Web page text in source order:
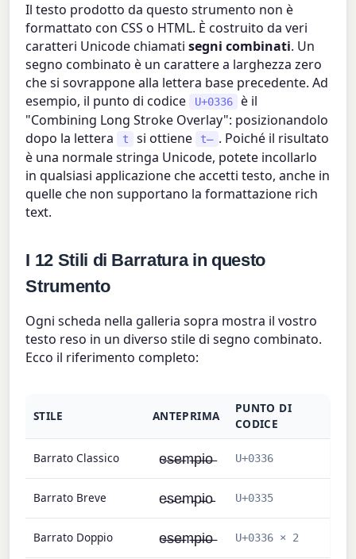
Il testo prodotto da questo strumento non è
formattato con CSS o HTML. È costruito da veri
caratteri Unicode chiamatisegni combinati. Un
segno combinato è un carattere a larghezza zero
che si sovrappone alla lettera base precedente. Ad
esempio, il punto di codice
U+0336
è il
"Combining Long Stroke Overlay": posizionandolo
dopo la lettera
t si ottiene t̶ . Poiché il risultato
è una normale stringa Unicode, potete incollarlo
in qualsiasi applicazione che accetti testo, anche in
quelle che non supportano la formattazione rich
text.
I 12 Stili di Barratura in questo
Strumento
Ogni scheda nella galleria sopra mostra il vostro
testo reso in un diverso stile di segno combinato.
Ecco il riferimento completo:
STILE ANTEPRIMA
PUNTO DI
CODICE
Barrato Classico e̶s̶e̶m̶p̶i̶o̶ U+0336
Barrato Breve e̵s̵e̵m̵p̵i̵o̵ U+0335
Barrato Doppio e̶̶s̶̶e̶̶m̶̶p̶̶i̶̶o̶̶ U+0336 × 2